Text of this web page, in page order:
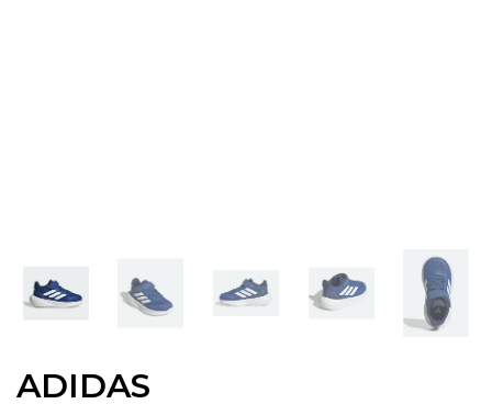
ADIDAS